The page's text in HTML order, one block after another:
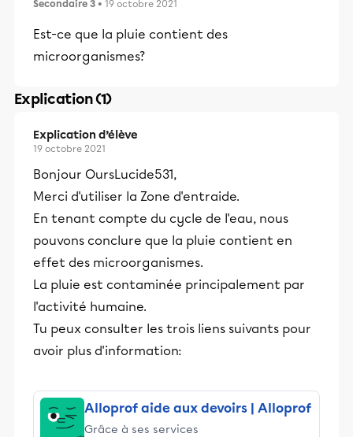
Secondaire 3 • 19 octobre 2021
Est-ce que la pluie contient des
microorganismes?
Explication (1)
Explication d’élève
19 octobre 2021
Bonjour OursLucide531,
Merci d'utiliser la Zone d'entraide.
En tenant compte du cycle de l'eau, nous
pouvons conclure que la pluie contient en
effet des microorganismes.
La pluie est contaminée principalement par
l'activité humaine.
Tu peux consulter les trois liens suivants pour
avoir plus d'information:
Alloprof aide aux devoirs | Alloprof
Grâce à ses services